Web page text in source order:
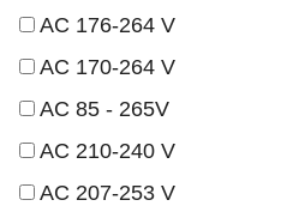
AC 176-264 V
AC 170-264 V
AC 85 - 265V
AC 210-240 V
AC 207-253 V